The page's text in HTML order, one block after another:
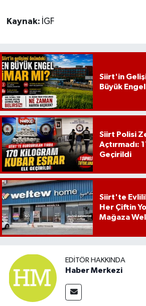
Kaynak: İGF
Siirt'in
Büyük Engel
Siirt Polisi
Açtırmadı:
Geçirildi
Siirt'te Evlilik
Her Çiftin
Mağaza
EDITÖR HAKKINDA
Haber Merkezi